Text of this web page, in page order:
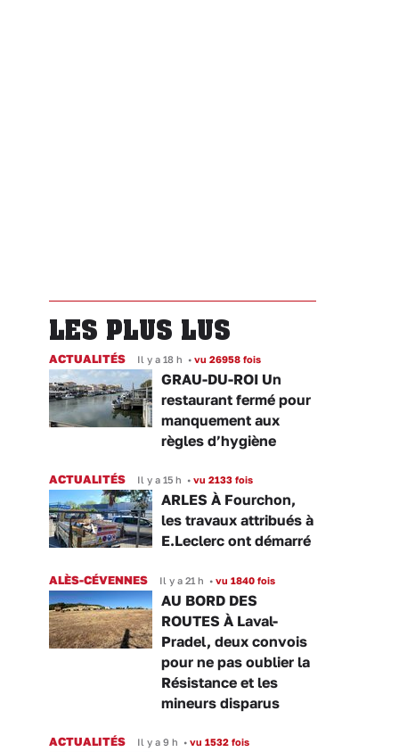
LES PLUS LUS
ACTUALITÉS Il y a 18 h • vu 26958 fois
GRAU-DU-ROI Un
restaurant fermé pour
manquement aux
règles d’hygiène
ACTUALITÉS Il y a 15 h • vu 2133 fois
ARLES À Fourchon,
les travaux attribués à
E.Leclerc ont démarré
ALÈS-CÉVENNES Il y a 21 h • vu 1840 fois
AU BORD DES
ROUTES À Laval-
Pradel, deux convois
pour ne pas oublier la
Résistance et les
mineurs disparus
ACTUALITÉS Il y a 9 h • vu 1532 fois